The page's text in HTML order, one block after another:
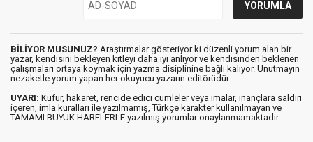
BİLİYOR MUSUNUZ? Araştırmalar gösteriyor ki düzenli yorum alan bir
yazar, kendisini bekleyen kitleyi daha iyi anlıyor ve kendisinden beklenen
çalışmaları ortaya koymak için yazma disiplinine bağlı kalıyor. Unutmayın
nezaketle yorum yapan her okuyucu yazarın editörüdür.
UYARI: Küfür, hakaret, rencide edici cümleler veya imalar, inançlara saldırı
içeren, imla kuralları ile yazılmamış, Türkçe karakter kullanılmayan ve
TAMAMI BÜYÜK HARFLERLE yazılmış yorumlar onaylanmamaktadır.